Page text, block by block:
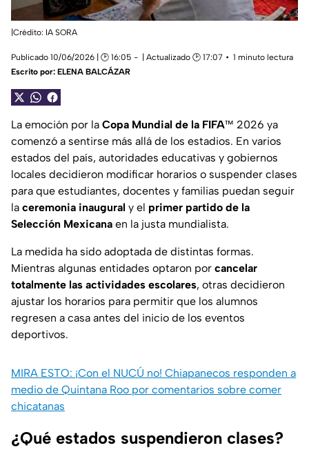
|Crédito: IA SORA
Publicado 10/06/2026 | 🕑 16:05 | Actualizado 🕑 17:07
1 minuto lectura
Escrito por: ELENA BALCÁZAR
La emoción por la Copa Mundial de la FIFA™ 2026 ya
comenzó a sentirse más allá de los estadios. En varios
estados del país, autoridades educativas y gobiernos
locales decidieron modificar horarios o suspender clases
para que estudiantes, docentes y familias puedan seguir
la ceremonia inaugural y el primer partido de la
Selección Mexicana en la justa mundialista.
La medida ha sido adoptada de distintas formas.
Mientras algunas entidades optaron por cancelar
totalmente las actividades escolares, otras decidieron
ajustar los horarios para permitir que los alumnos
regresen a casa antes del inicio de los eventos
deportivos.
MIRA ESTO: ¡Con el NUCÚ no! Chiapanecos responden a
medio de Quintana Roo por comentarios sobre comer
chicatanas
¿Qué estados suspendieron clases?